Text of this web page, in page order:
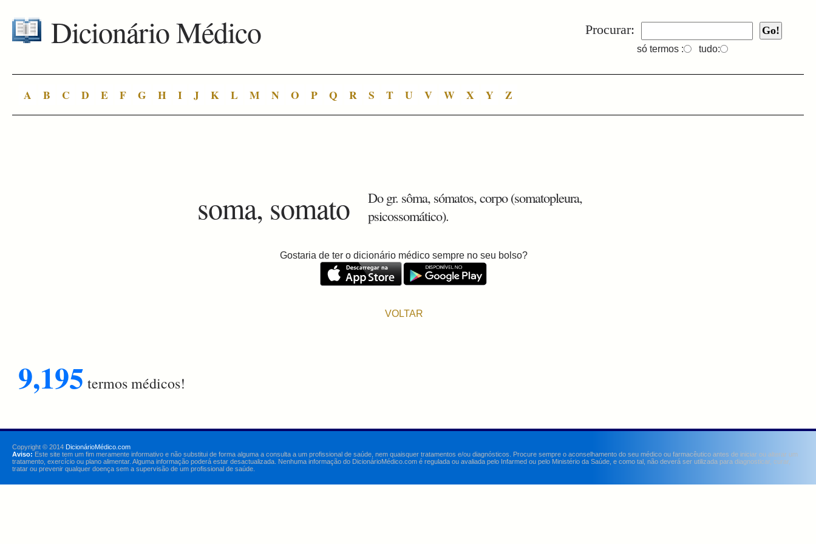
Procurar:
só termos : tudo:
Dicionário Médico
A B C D E F G H I J K L M N O P Q R S T U V W X Y Z
soma, somato
Do gr. sôma, sómatos, corpo (somatopleura,
psicossomático).
Gostaria de ter o dicionário médico sempre no seu bolso?
VOLTAR
9,195 termos médicos!
Copyright © 2014 DicionárioMédico.com
Aviso: Este site tem um fim meramente informativo e não substitui de forma alguma a consulta a um profissional de saúde, nem quaisquer tratamentos e/ou diagnósticos. Procure sempre o aconselhamento do seu médico ou farmacêutico antes de iniciar ou alterar um
tratamento, exercício ou plano alimentar. Alguma informação poderá estar desactualizada. Nenhuma informação do DicionárioMédico.com é regulada ou avaliada pelo Infarmed ou pelo Ministério da Saúde, e como tal, não deverá ser utilizada para diagnosticar, curar,
tratar ou prevenir qualquer doença sem a supervisão de um profissional de saúde.